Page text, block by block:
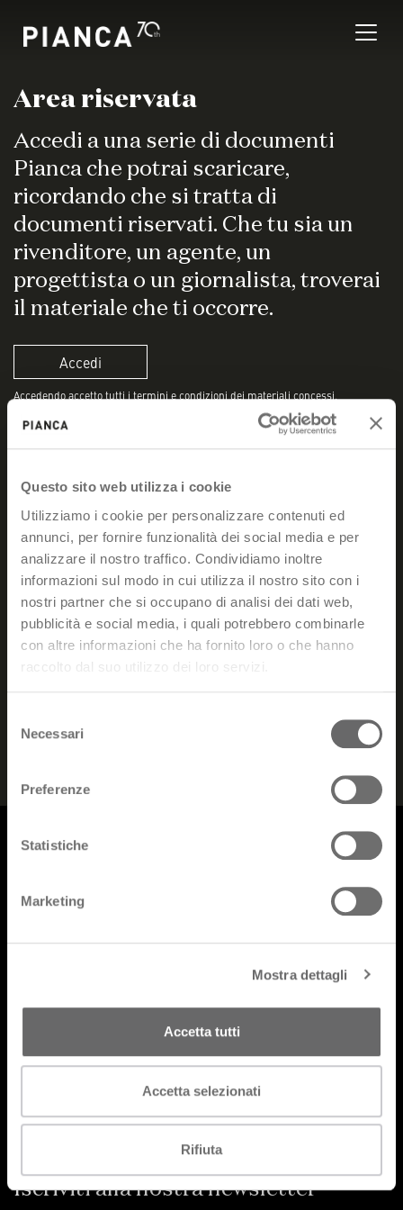
questo
include
sistema
accessibilità.
Questo sito web utilizza i cookie
Utilizziamo i cookie per personalizzare contenuti ed
annunci, per fornire funzionalità dei social media e per
analizzare il nostro traffico. Condividiamo inoltre
informazioni sul modo in cui utilizza il nostro sito con i
nostri partner che si occupano di analisi dei dati web,
pubblicità e social media, i quali potrebbero combinarle
con altre informazioni che ha fornito loro o che hanno
raccolto dal suo utilizzo dei loro servizi.
delNecessari
Preferenze
Statistiche
Marketing
Mostra dettagli
Accetta tutti
Accetta selezionati
Rifiuta
Domande Frequenti
Area riservata
Accedi a una serie di documenti
Pianca che potrai scaricare,
ricordando che si tratta di
documenti riservati. Che tu sia un
rivenditore, un agente, un
progettista o un giornalista, troverai
il materiale che ti occorre.
Accedi
Accedendo accetto tutti i termini e condizioni dei materiali concessi.
Registrati
Gestione Ordini
Per consultare e monitorare i tuoi
ordini, accedi direttamente all'area
riservata dedicata:
Lavora con noi
Area riservata
Iscriviti alla nostra newsletter